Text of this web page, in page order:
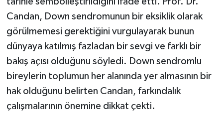
Candan, Down sendromunun bir eksiklik olarak
görülmemesi gerektiğini vurgulayarak bunun
dünyaya katılmış fazladan bir sevgi ve farklı bir
bakış açısı olduğunu söyledi. Down sendromlu
bireylerin toplumun her alanında yer almasının bir
hak olduğunu belirten Candan, farkındalık
çalışmalarının önemine dikkat çekti.